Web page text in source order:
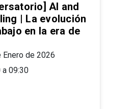
AI and
| La evolución
en la era de
Enero de 2026
a 09:30